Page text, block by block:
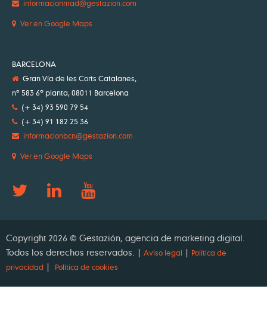
informacionmad@gestazion.com
Ver en Google Maps
BARCELONA
Gran Vía de les Corts Catalanes,
nº 583 6ª planta, 08011 Barcelona
(+ 34) 93 590 79 54
(+ 34) 91 182 25 36
informacionbcn@gestazion.com
Ver en Google Maps
Copyright 2026 © Gestazión, agencia de marketing digital.
Todos los derechos reservados. | Aviso legal
Política de
privacidad
Política de cookies